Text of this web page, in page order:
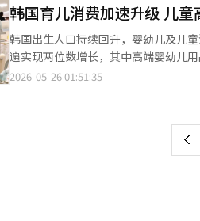
死亡人数突破2.9万人，也高于2022年5月新冠疫情高峰期的
昼夜温差超过10摄氏度的天数较去年
升。 受出生增加、死亡增速放缓的共同影响，韩国5月人口自然减少6413人，较去年5月的8103人收窄1690人，为近
5年来5月最小降幅。 反映未来出生走势的结婚登记数量有所回落。5月结婚登记2.0368万对，同比减少6.4%，结束
此前的增长态势。今年1至5月结婚登
韩国育儿消费加速升级 儿
韩国出生人口持续回升，婴幼儿及儿
遍实现两位数增长，其中高端婴幼儿
观念变化，正推动韩国育儿消费市场向品质化、高端化方向发展。
代百货同期儿童品类销售额增长
整体水平。根据韩国产业通商资源部
2026-05-26 01:51:35
上